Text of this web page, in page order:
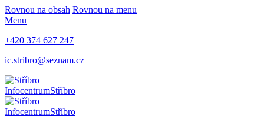
Rovnou na obsah Rovnou na menu
Menu
+420 374 627 247
ic.stribro@seznam.cz
InfocentrumStříbro
InfocentrumStříbro